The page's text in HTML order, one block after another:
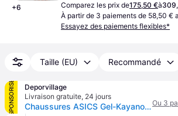
+6
Comparez les prix de175,50 €à
À partir de 3 paiements de 58,50 €
Essayez des paiements flexibles*
Taille (EU) Recommandé
SPONSORISÉ
Deporvillage
Livraison gratuite, 24 jours
Chaussures ASICS Gel-Kayano 31 rose corail femme - 37 - PinkOu 3